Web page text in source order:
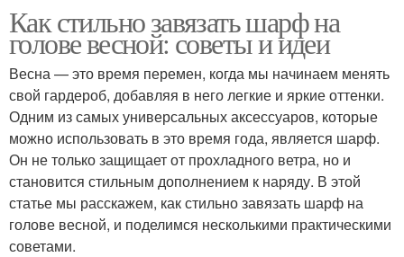
Как стильно завязать шарф на
голове весной: советы и идеи
Весна — это время перемен, когда мы начинаем менять
свой гардероб, добавляя в него легкие и яркие оттенки.
Одним из самых универсальных аксессуаров, которые
можно использовать в это время года, является шарф.
Он не только защищает от прохладного ветра, но и
становится стильным дополнением к наряду. В этой
статье мы расскажем, как стильно завязать шарф на
голове весной, и поделимся несколькими практическими
советами.